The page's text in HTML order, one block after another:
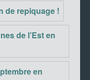
de repiquage !
de l’Est en
en